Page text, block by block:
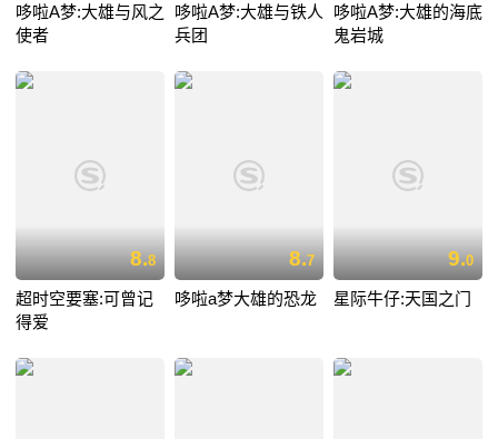
哆啦A梦:大雄与风之
使者
哆啦A梦:大雄与铁人
兵团
哆啦A梦:大雄的海底
鬼岩城
8.8
超时空要塞:可曾记
得爱
8.7
哆啦a梦大雄的恐龙
9.0
星际牛仔:天国之门